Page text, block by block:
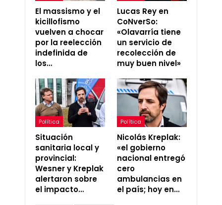
El massismo y el
kicillofismo
vuelven a chocar
por la reelección
indefinida de
los…
Lucas Rey en
CoNverSo:
«Olavarría tiene
un servicio de
recolección de
muy buen nivel»
Política
Situación
sanitaria local y
provincial:
Wesner y Kreplak
alertaron sobre
el impacto…
Política
Nicolás Kreplak:
«el gobierno
nacional entregó
cero
ambulancias en
el país; hoy en…